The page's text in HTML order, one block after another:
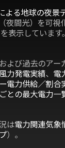
よる地球の夜景
夜間光）を可視
表示しています
よび過去のアー
風力発電実績、 電
電力供給／割合
との最大電力一
は電力関連気象
）。